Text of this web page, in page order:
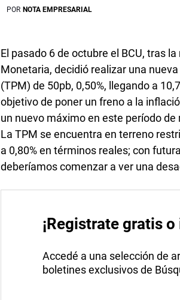
POR NOTA EMPRESARIAL
El pasado 6 de octubre el BCU, tras
Monetaria, decidió realizar una
(TPM) de 50pb, 0,50%, llegando a
objetivo de poner un freno a la
un nuevo máximo en este período
La TPM se encuentra en terreno
a 0,80% en términos reales; con
deberíamos comenzar a ver una
¡Registrate gratis
Accedé a una selección de
boletines exclusivos de